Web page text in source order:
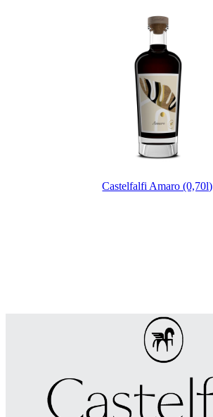
Castelfalfi Amaro (0,70l)